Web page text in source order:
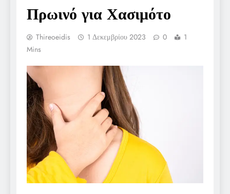
Πρωινό για Χασιμότο
Thireoeidis 1 Δεκεμβρίου 2023 0
1
Mins